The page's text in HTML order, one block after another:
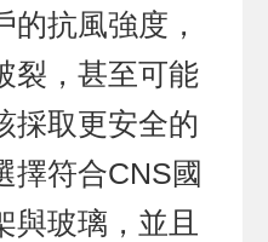
的抗風強度，
裂，甚至可能
採取更安全的
擇符合CNS國
與玻璃，並且